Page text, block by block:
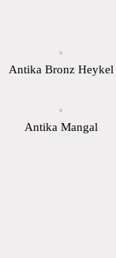
Antika Bronz Heykel
Antika Mangal